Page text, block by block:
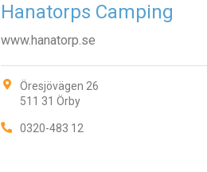
Hanatorps Camping
www.hanatorp.se
Öresjövägen 26
511 31 Örby
0320-483 12